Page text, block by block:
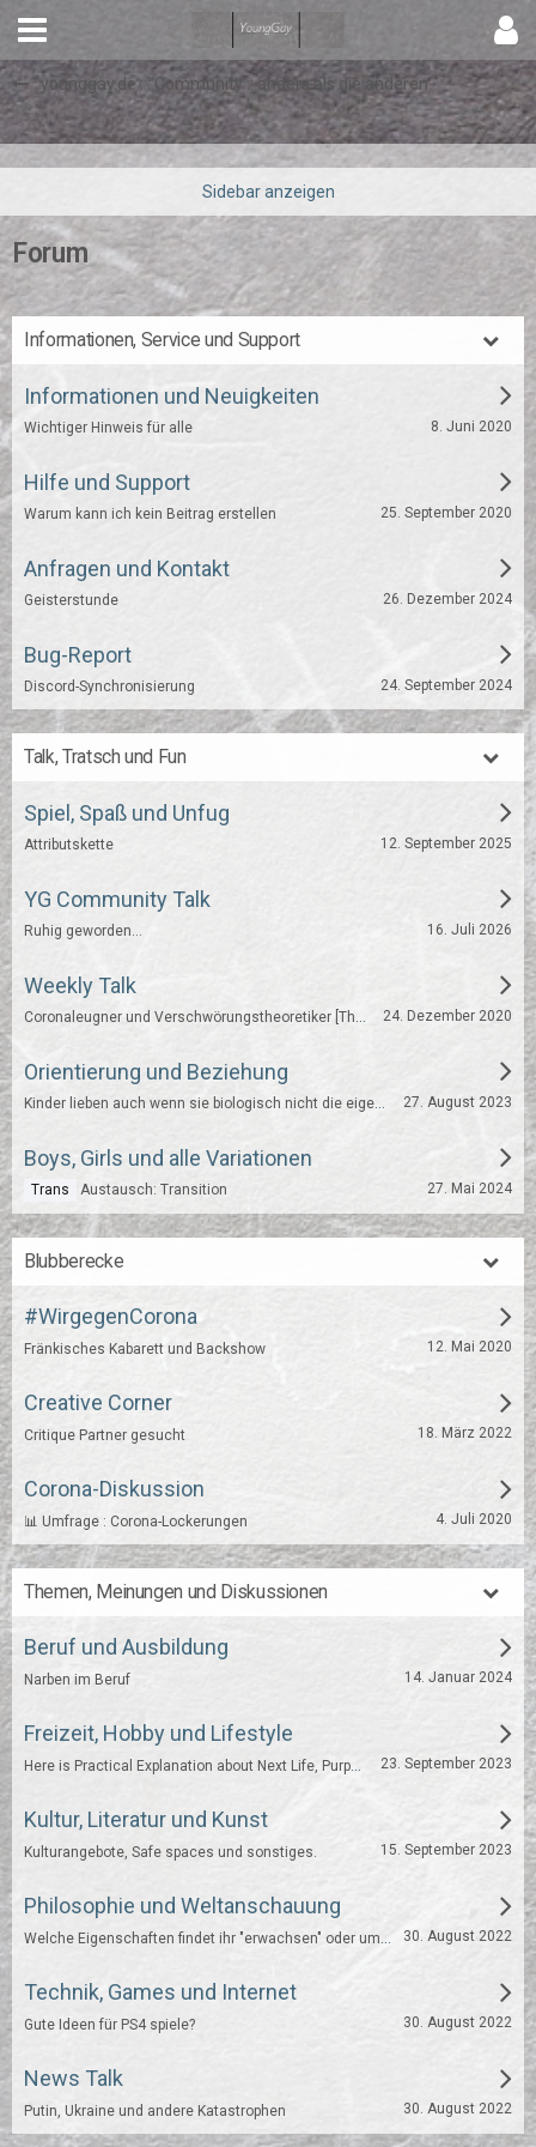
younggay.de ::: Community :: anders als die anderen
Forum
Informationen, Service und Support
Informationen und Neuigkeiten
Wichtiger Hinweis für alle 8. Juni 2020
Hilfe und Support
Warum kann ich kein Beitrag erstellen 25. September 2020
Anfragen und Kontakt
Geisterstunde 26. Dezember 2024
Bug-Report
Discord-Synchronisierung 24. September 2024
Talk, Tratsch und Fun
Spiel, Spaß und Unfug
Attributskette 12. September 2025
YG Community Talk
Ruhig geworden... 16. Juli 2026
Weekly Talk
24. Dezember 2020
Orientierung und Beziehung
27. August 2023
Boys, Girls und alle Variationen
Trans Austausch: Transition 27. Mai 2024
Blubberecke
#WirgegenCorona
Fränkisches Kabarett und Backshow 12. Mai 2020
Creative Corner
Critique Partner gesucht 18. März 2022
Corona-Diskussion
📊 Umfrage : Corona-Lockerungen 4. Juli 2020
Themen, Meinungen und Diskussionen
Beruf und Ausbildung
Narben im Beruf 14. Januar 2024
Freizeit, Hobby und Lifestyle
23. September 2023
Kultur, Literatur und Kunst
Kulturangebote, Safe spaces und sonstiges. 15. September 2023
Philosophie und Weltanschauung
30. August 2022
Technik, Games und Internet
Gute Ideen für PS4 spiele? 30. August 2022
News Talk
Putin, Ukraine und andere Katastrophen 30. August 2022